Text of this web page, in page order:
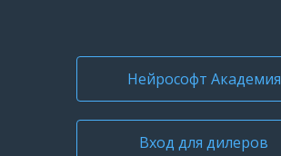
Нейрософт Академия
Вход для дилеров